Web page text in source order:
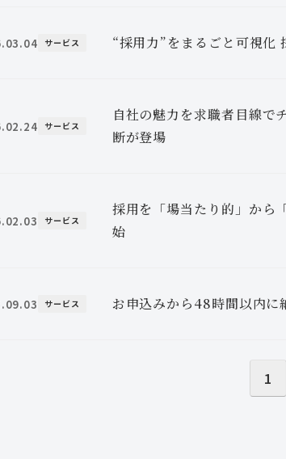
サービス “採用力”をまるごと可視
サービス
自社の魅力を求職者目線
断が登場
サービス
採用を「場当たり的」から
始
サービス お申込みから48時間以内に
1